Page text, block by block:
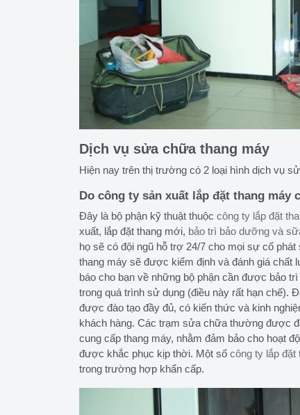
Dịch vụ sửa chữa thang máy
Hiện nay trên thị trường có 2 loại hình dịch vụ
Do công ty sản xuất lắp đặt thang máy
Đây là bộ phận kỹ thuật thuộc công ty lắp đặt
xuất, lắp đặt thang mới, bảo trì bảo dưỡng và
họ sẽ có đội ngũ hỗ trợ 24/7 cho mọi sự cố
thang máy sẽ được kiểm định và đánh giá chất
báo cho bạn về những bộ phận cần được bảo
trong quá trình sử dụng (điều này rất hạn chế).
được đào tạo đầy đủ, có kiến thức và kinh
khách hàng. Các trạm sửa chữa thường được
cung cấp thang máy, nhằm đảm bảo cho hoạt
được khắc phục kịp thời. Một số công ty lắp đặt
trong trường hợp khẩn cấp.